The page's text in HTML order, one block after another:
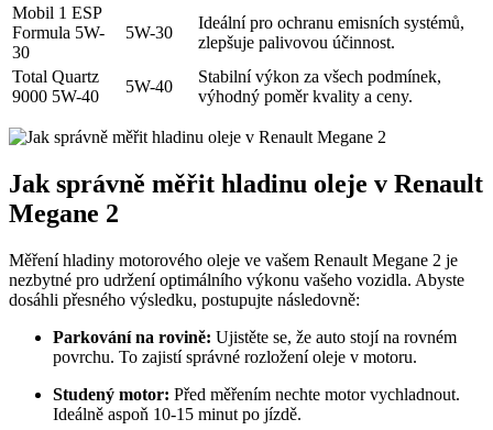
Mobil 1 ESP
Formula 5W-
30
5W-30
Ideální pro ochranu emisních systémů,
zlepšuje palivovou účinnost.
Total Quartz
9000 5W-40
5W-40
Stabilní výkon za všech podmínek,
výhodný poměr kvality a ceny.
Jak správně měřit hladinu oleje v Renault
Megane 2
Měření hladiny motorového oleje ve vašem Renault Megane 2 je
nezbytné pro udržení optimálního výkonu vašeho vozidla. Abyste
dosáhli přesného výsledku, postupujte následovně:
Parkování na rovině: Ujistěte se, že auto stojí na rovném
povrchu. To zajistí správné rozložení oleje v motoru.
Studený motor: Před měřením nechte motor vychladnout.
Ideálně aspoň 10-15 minut po jízdě.